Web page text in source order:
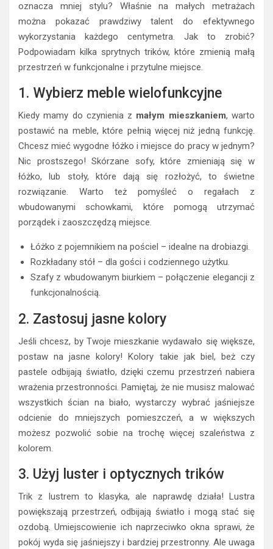
oznacza mniej stylu? Właśnie na małych metrażach
można pokazać prawdziwy talent do efektywnego
wykorzystania każdego centymetra. Jak to zrobić?
Podpowiadam kilka sprytnych trików, które zmienią małą
przestrzeń w funkcjonalne i przytulne miejsce.
1. Wybierz meble wielofunkcyjne
Kiedy mamy do czynienia z małym mieszkaniem, warto
postawić na meble, które pełnią więcej niż jedną funkcję.
Chcesz mieć wygodne łóżko i miejsce do pracy w jednym?
Nic prostszego! Skórzane sofy, które zmieniają się w
łóżko, lub stoły, które dają się rozłożyć, to świetne
rozwiązanie. Warto też pomyśleć o regałach z
wbudowanymi schowkami, które pomogą utrzymać
porządek i zaoszczędzą miejsce.
Łóżko z pojemnikiem na pościel – idealne na drobiazgi.
Rozkładany stół – dla gości i codziennego użytku.
Szafy z wbudowanym biurkiem – połączenie elegancji z
funkcjonalnością.
2. Zastosuj jasne kolory
Jeśli chcesz, by Twoje mieszkanie wydawało się większe,
postaw na jasne kolory! Kolory takie jak biel, beż czy
pastele odbijają światło, dzięki czemu przestrzeń nabiera
wrażenia przestronności. Pamiętaj, że nie musisz malować
wszystkich ścian na biało, wystarczy wybrać jaśniejsze
odcienie do mniejszych pomieszczeń, a w większych
możesz pozwolić sobie na trochę więcej szaleństwa z
kolorem.
3. Użyj luster i optycznych trików
Trik z lustrem to klasyka, ale naprawdę działa! Lustra
powiększają przestrzeń, odbijają światło i mogą stać się
ozdobą. Umiejscowienie ich naprzeciwko okna sprawi, że
pokój wyda się jaśniejszy i bardziej przestronny. Ale uwaga